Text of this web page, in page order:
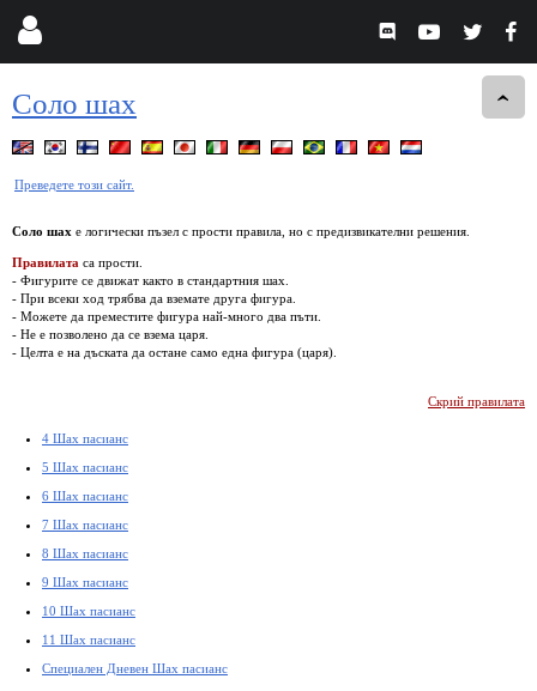
Соло шах
Преведете този сайт.
Соло шах е логически пъзел с прости правила, но с предизвикателни решения.
Правилата са прости.
- Фигурите се движат както в стандартния шах.
- При всеки ход трябва да вземате друга фигура.
- Можете да преместите фигура най-много два пъти.
- Не е позволено да се взема царя.
- Целта е на дъската да остане само една фигура (царя).
Скрий правилата
4 Шах пасианс
5 Шах пасианс
6 Шах пасианс
7 Шах пасианс
8 Шах пасианс
9 Шах пасианс
10 Шах пасианс
11 Шах пасианс
Специален Дневен Шах пасианс